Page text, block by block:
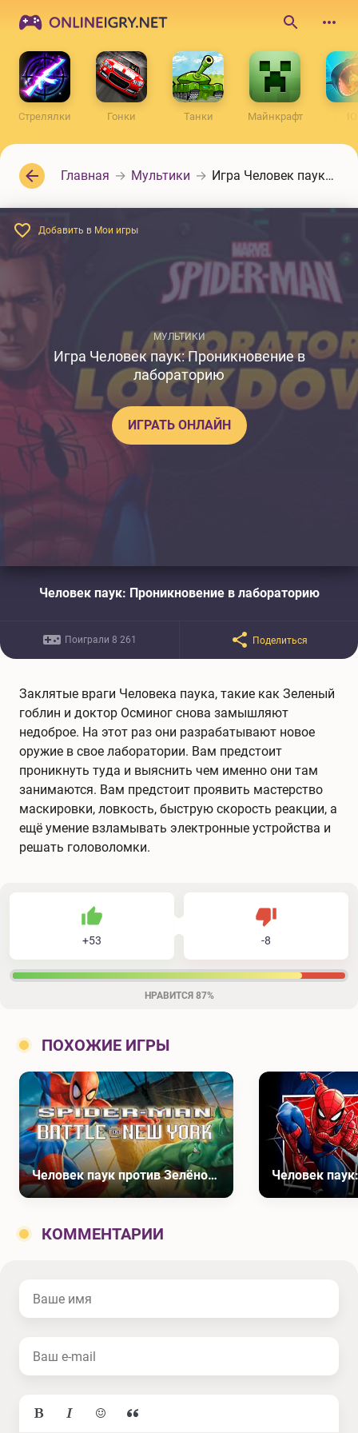
по
сайту
Стрелялки Гонки Танки Майнкрафт IO
Главная Мультики Игра Человек паук: Проникновение в лабораторию
МУЛЬТИКИ
Игра Человек паук: Проникновение в
лабораторию
ИГРАТЬ ОНЛАЙН
Добавить в Мои игры
Человек паук: Проникновение в лабораторию
Поиграли 8 261 Поделиться
Заклятые враги Человека паука, такие как Зеленый
гоблин и доктор Осминог снова замышляют
недоброе. На этот раз они разрабатывают новое
оружие в свое лаборатории. Вам предстоит
проникнуть туда и выяснить чем именно они там
занимаются. Вам предстоит проявить мастерство
маскировки, ловкость, быструю скорость реакции, а
ещё умение взламывать электронные устройства и
решать головоломки.
+53
Нравится
-8
НРАВИТСЯ 87%
ПОХОЖИЕ ИГРЫ
Человек паук против Зелёного гоблина
КОММЕНТАРИИ